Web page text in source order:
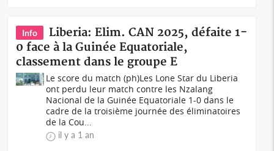
Info
Liberia: Elim. CAN 2025, défaite 1-
0 face à la Guinée Equatoriale,
classement dans le groupe E
Le score du match (ph)Les Lone Star du Liberia
ont perdu leur match contre les Nzalang
Nacional de la Guinée Equatoriale 1-0 dans le
cadre de la troisième journée des éliminatoires
de la Cou...
il y a 1 an